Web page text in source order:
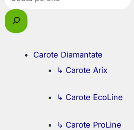
Carote Diamantate
↳ Carote Arix
↳ Carote EcoLine
↳ Carote ProLine